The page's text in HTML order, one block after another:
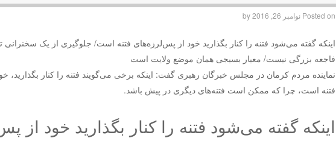
Posted on نوامبر 26, 2016 by
اینکه گفته می‌‌‌‌شود فتنه را کنار بگذارید خود از پس‌‌‌لرزه‌های فتنه است/ جلوگیری از یک سخنرانی
فاجعه بزرگی نیست/ معیار بسیجی همان موضع ولایت است
نماینده مردم کرمان در مجلس خبرگان رهبری گفت: اینکه برخی می‌گویند فتنه را کنار بگذارید،
فتنه است، چرا که ممکن است فتنه‌های دیگری در پیش باشد.
اینکه گفته می‌‌‌‌شود فتنه را کنار بگذارید خود از